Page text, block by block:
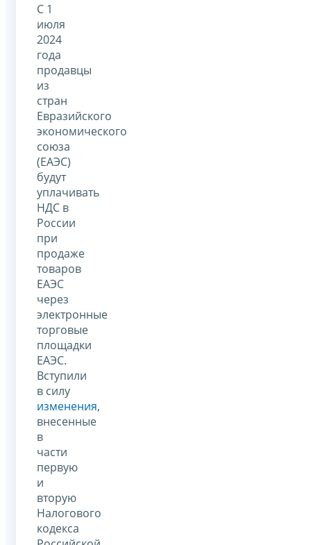
С 1
июля
2024
года
продавцы
из
стран
Евразийского
экономического
союза
(ЕАЭС)
будут
уплачивать
НДС в
России
при
продаже
товаров
ЕАЭС
через
электронные
торговые
площадки
ЕАЭС.
Вступили
в силу
изменения,
внесенные
в
части
первую
и
вторую
Налогового
кодекса